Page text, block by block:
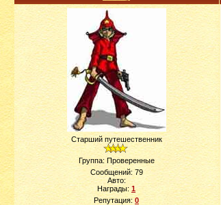
Старший путешественник
Группа: Проверенные
Сообщений: 79
Авто:
Награды: 1
Репутация:0